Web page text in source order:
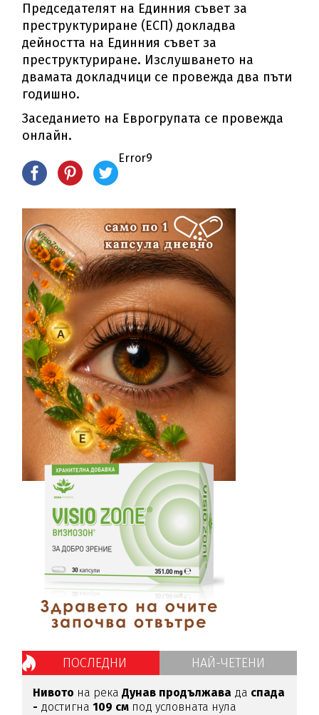
Председателят на Единния съвет за
преструктуриране (ЕСП) докладва
дейността на Единния съвет за
преструктуриране. Изслушването на
двамата докладчици се провежда два пъти
годишно.
Заседанието на Еврогрупата се провежда
онлайн.
Error9
ПОСЛЕДНИ НАЙ-ЧЕТЕНИ
Нивото на рекаДунав продължава да спада
- достигна109 см под условната нула